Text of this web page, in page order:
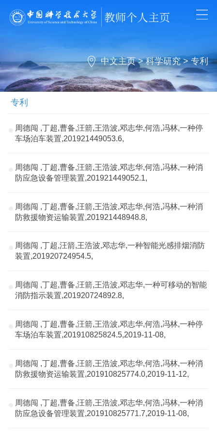
中文主页>科学研究>专利
专利
周德闯 ,丁超,曹备,汪箭,王浩波,邓志华,何浩,冯林,一种停
车场泊车装置,201921449053.6,
周德闯 ,丁超,曹备,汪箭,王浩波,邓志华,何浩,冯林,一种消
防应急设备管理装置,201921449052.1,
周德闯 ,丁超,曹备,汪箭,王浩波,邓志华,何浩,冯林,一种消
防救援物资运输装置,201921448948.8,
周德闯 ,丁超,汪箭,王浩波,邓志华,一种智能光感排烟消防
装置,201920724954.5,
周德闯 ,丁超,曹备,汪箭,王浩波,邓志华,一种可移动的智能
消防指示装置,201920724892.8,
周德闯 ,丁超,曹备,汪箭,王浩波,邓志华,何浩,冯林,一种停
车场泊车装置,201910825824.5,2019-11-08,
周德闯 ,丁超,曹备,汪箭,王浩波,邓志华,何浩,冯林,一种消
防救援物资运输装置,201910825774.0,2019-11-12,
周德闯 ,丁超,曹备,汪箭,王浩波,邓志华,何浩,冯林,一种消
防应急设备管理装置,201910825771.7,2019-11-08,